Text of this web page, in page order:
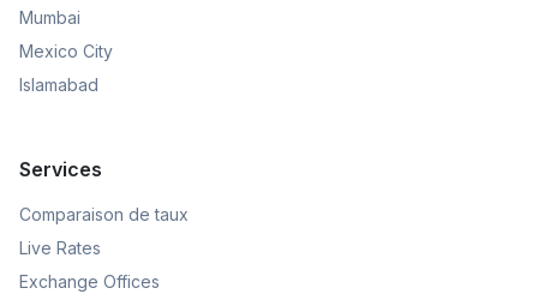
Mumbai
Mexico City
Islamabad
Services
Comparaison de taux
Live Rates
Exchange Offices